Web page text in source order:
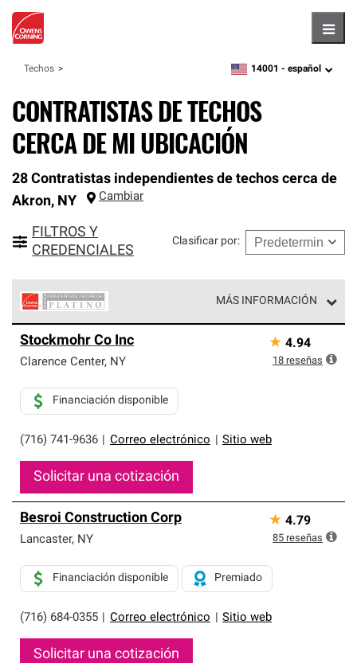
Techos zipcode, language
14001 - español
CONTRATISTAS DE TECHOS
CERCA DE MI UBICACIÓN
28 Contratistas independientes de techos cerca de
Akron, NY Cambiar
FILTROS Y
CREDENCIALES
Clasificar por:
MÁS INFORMACIÓN
Corning constituyen el nivel superior de nuestra red
exclusiva y cumplen con estándares estrictos de
Solo ellos pueden ofrecer nuestra mejor garantía de
sistemas de techos.
Stockmohr Co Inc
Clarence Center, NY
(716) 741-9636 Correo electrónico Sitio web
Financiación disponible
Solicitar una cotización
★ 4.94
18 reseñas
Besroi Construction Corp
Lancaster, NY
(716) 684-0355 Correo electrónico Sitio web
Financiación disponible Premiado
Solicitar una cotización
★ 4.79
85 reseñas